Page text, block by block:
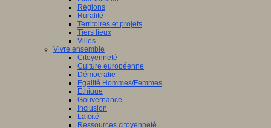
Régions
Ruralité
Territoires et projets
Tiers lieux
Villes
Vivre ensemble
Citoyenneté
Culture européenne
Démocratie
Egalité Hommes/Femmes
Ethique
Gouvernance
Inclusion
Laïcité
Ressources citoyenneté